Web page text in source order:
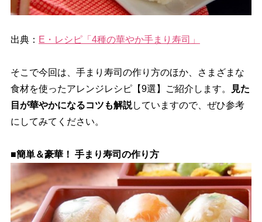
出典： E・レシピ「4種の華やか手まり寿司」
そこで今回は、手まり寿司の作り方のほか、さまざまな
食材を使ったアレンジレシピ【9選】ご紹介します。
見た
目が華やかになるコツも解説していますので、ぜひ参考
にしてみてください。
■簡単＆豪華！ 手まり寿司の作り方